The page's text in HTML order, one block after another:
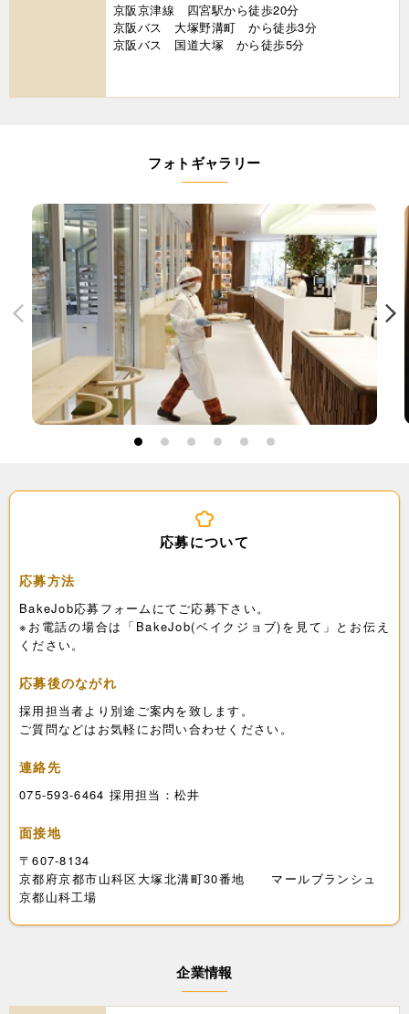
京阪京津線 四宮駅から徒歩20分
京阪バス 大塚野溝町 から徒歩3分
京阪バス 国道大塚 から徒歩5分
フォトギャラリー
1 2 3 4 5 6
応募について
応募方法
BakeJob応募フォームにてご応募下さい。
※お電話の場合は「BakeJob(ベイクジョブ)を見て」とお伝え
ください。
応募後のながれ
採用担当者より別途ご案内を致します。
ご質問などはお気軽にお問い合わせください。
連絡先
075-593-6464 採用担当：松井
面接地
〒607-8134
京都府京都市山科区大塚北溝町30番地 マールブランシュ
京都山科工場
企業情報